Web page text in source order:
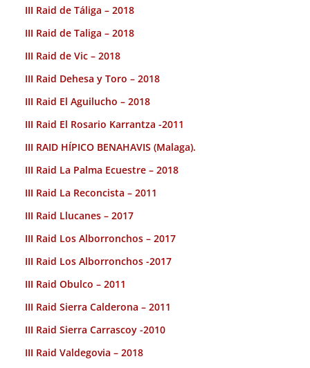
III Raid de Táliga – 2018
III Raid de Taliga – 2018
III Raid de Vic – 2018
III Raid Dehesa y Toro – 2018
III Raid El Aguilucho – 2018
III Raid El Rosario Karrantza -2011
III RAID HÍPICO BENAHAVIS (Malaga).
III Raid La Palma Ecuestre – 2018
III Raid La Reconcista – 2011
III Raid Llucanes – 2017
III Raid Los Alborronchos – 2017
III Raid Los Alborronchos -2017
III Raid Obulco – 2011
III Raid Sierra Calderona – 2011
III Raid Sierra Carrascoy -2010
III Raid Valdegovia – 2018